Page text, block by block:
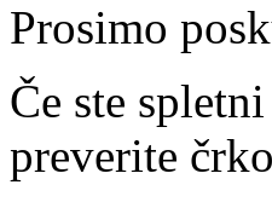
Prosimo
Če ste
preverite